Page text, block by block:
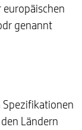
genannt
Ländern